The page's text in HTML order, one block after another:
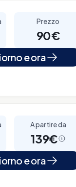
Prezzo
90€
e ora
A partire da
139€
e ora